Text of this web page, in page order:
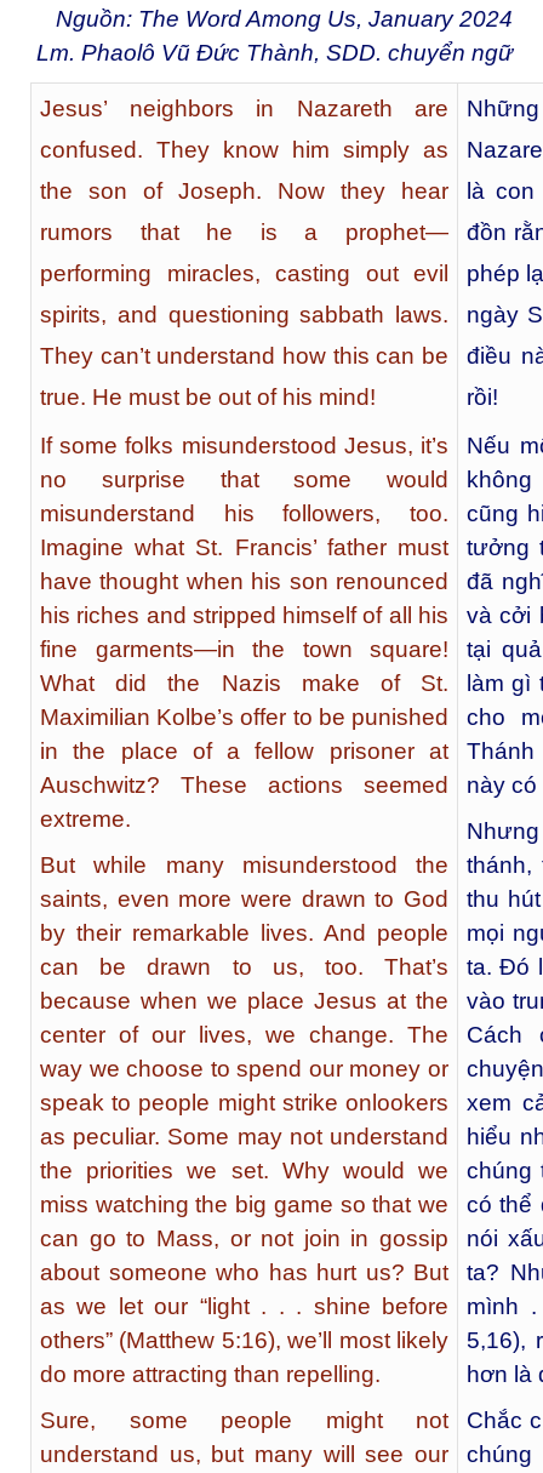
Nguồn: The Word Among Us, January 2024
Lm. Phaolô Vũ Đức Thành, SDD. chuyển ngữ
Jesus’ neighbors in Nazareth are
confused. They know him simply as
the son of Joseph. Now they hear
rumors that he is a prophet—
performing miracles, casting out evil
spirits, and questioning sabbath laws.
They can’t understand how this can be
true. He must be out of his mind!
If some folks misunderstood Jesus, it’s
no surprise that some would
misunderstand his followers, too.
Imagine what St. Francis’ father must
have thought when his son renounced
his riches and stripped himself of all his
fine garments—in the town square!
What did the Nazis make of St.
Maximilian Kolbe’s offer to be punished
in the place of a fellow prisoner at
Auschwitz? These actions seemed
extreme.
But while many misunderstood the
saints, even more were drawn to God
by their remarkable lives. And people
can be drawn to us, too. That’s
because when we place Jesus at the
center of our lives, we change. The
way we choose to spend our money or
speak to people might strike onlookers
as peculiar. Some may not understand
the priorities we set. Why would we
miss watching the big game so that we
can go to Mass, or not join in gossip
about someone who has hurt us? But
as we let our “light . . . shine before
others” (Matthew 5:16), we’ll most likely
do more attracting than repelling.
Sure, some people might not
understand us, but many will see our
là
đồn
phép
ngày
điều
rồi!
Nếu
cũng
tưởng
đã
và cởi
tại
làm gì
cho
Thánh
này
thánh,
thu
mọi
ta. Đó
vào
Cách
xem
hiểu
chúng
có thể
nói
ta?
mình
5,16),
hơn là
Chắc
chúng